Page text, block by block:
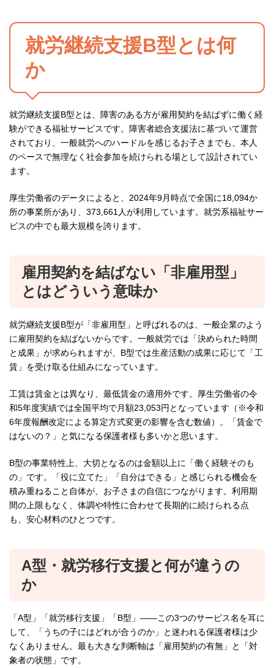
就労継続支援B型とは何
か
就労継続支援B型とは、障害のある方が雇用契約を結ばずに働く経
験ができる福祉サービスです。障害者総合支援法に基づいて運営
されており、一般就労へのハードルを感じるお子さまでも、本人
のペースで無理なく社会参加を続けられる場として設計されてい
ます。
厚生労働省のデータによると、2024年9月時点で全国に18,094か
所の事業所があり、373,661人が利用しています。就労系福祉サー
ビスの中でも最大規模を誇ります。
雇用契約を結ばない「非雇用型」
とはどういう意味か
就労継続支援B型が「非雇用型」と呼ばれるのは、一般企業のよう
に雇用契約を結ばないからです。一般就労では「決められた時間
と成果」が求められますが、B型では生産活動の成果に応じて「工
賃」を受け取る仕組みになっています。
工賃は賃金とは異なり、最低賃金の適用外です。厚生労働省の令
和5年度実績では全国平均で月額23,053円となっています（※令和
6年度報酬改定による算定方式変更の影響を含む数値）。「賃金で
はないの？」と気になる保護者様も多いかと思います。
B型の事業特性上、大切となるのは金額以上に「働く経験そのも
の」です。「役に立てた」「自分はできる」と感じられる機会を
積み重ねること自体が、お子さまの自信につながります。利用期
間の上限もなく、体調や特性に合わせて長期的に続けられる点
も、安心材料のひとつです。
A型・就労移行支援と何が違うの
か
「A型」「就労移行支援」「B型」——この3つのサービス名を耳に
して、「うちの子にはどれが合うのか」と迷われる保護者様は少
なくありません。最も大きな判断軸は「雇用契約の有無」と「対
象者の状態」です。